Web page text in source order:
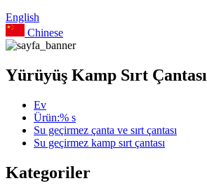
English
Chinese
Yürüyüş Kamp Sırt Çantası
Ev
Ürün:% s
Su geçirmez çanta ve sırt çantası
Su geçirmez kamp sırt çantası
Kategoriler